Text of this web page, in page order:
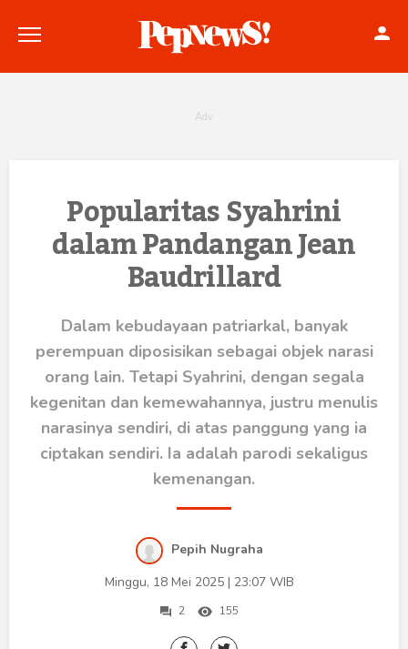
Politik
Konstitusi
Internasional
Bisnis
Humaniora
Sketsa
Popularitas Syahrini
dalam Pandangan Jean
Baudrillard
Dalam kebudayaan patriarkal, banyak
perempuan diposisikan sebagai objek narasi
orang lain. Tetapi Syahrini, dengan segala
kegenitan dan kemewahannya, justru menulis
narasinya sendiri, di atas panggung yang ia
ciptakan sendiri. Ia adalah parodi sekaligus
kemenangan.
Pepih Nugraha
Minggu, 18 Mei 2025 | 23:07 WIB
2 155